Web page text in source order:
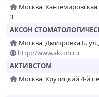
Москва, Кантемировская
3
АКСОН
Москва, Дмитровка Б.
http://www.akcon.ru
АКТИВСТОМ
Москва, Крутицкий 4-й